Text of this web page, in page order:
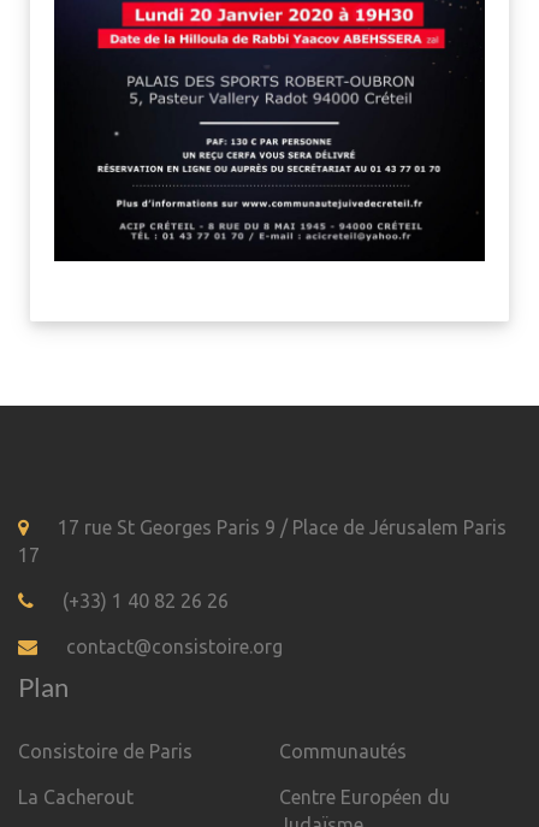
17 rue St Georges Paris 9 / Place de Jérusalem Paris
17
(+33) 1 40 82 26 26
contact@consistoire.org
Plan
Consistoire de Paris
La Cacherout
Communautés
Centre Européen du